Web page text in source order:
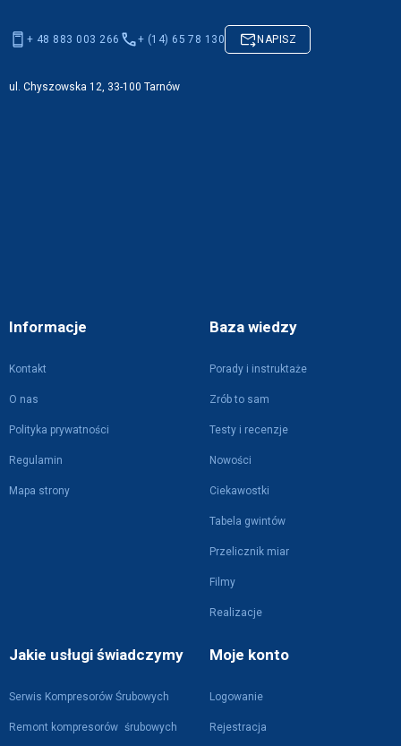
Informacje
Kontakt
O nas
Polityka prywatności
Regulamin
Mapa strony
Baza wiedzy
Porady i instruktaże
Zrób to sam
Testy i recenzje
Nowości
Ciekawostki
Tabela gwintów
Przelicznik miar
Filmy
Realizacje
Jakie usługi świadczymy
Serwis Kompresorów Śrubowych
Remont kompresorów śrubowych
Moje konto
Logowanie
Rejestracja
+ 48 883 003 266 + (14) 65 78 130 NAPISZ
ul. Chyszowska 12, 33-100 Tarnów